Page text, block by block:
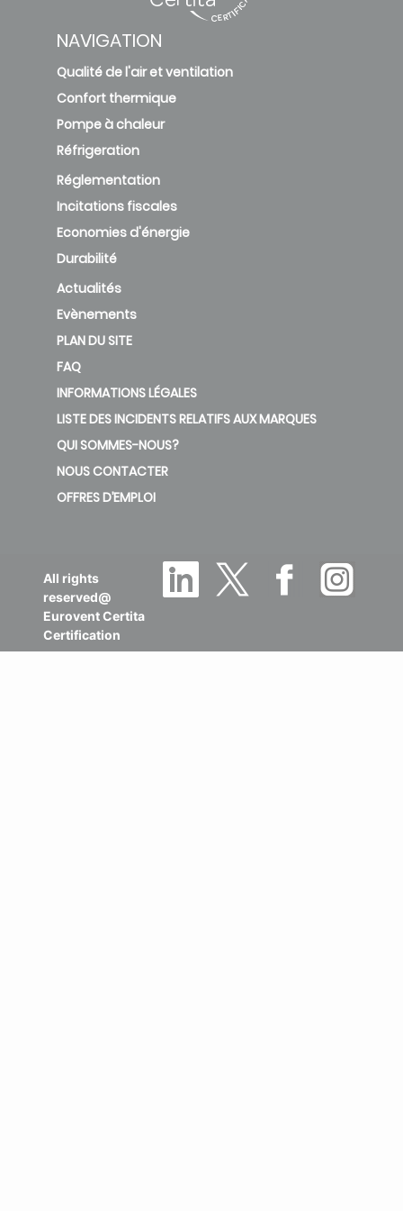
NAVIGATION
Qualité de l'air et ventilation
Confort thermique
Pompe à chaleur
Réfrigeration
Réglementation
Incitations fiscales
Economies d'énergie
Durabilité
Actualités
Evènements
PLAN DU SITE
FAQ
INFORMATIONS LÉGALES
LISTE DES INCIDENTS RELATIFS AUX MARQUES
QUI SOMMES-NOUS?
NOUS CONTACTER
OFFRES D’EMPLOI
All rights
reserved@
Eurovent Certita
Certification